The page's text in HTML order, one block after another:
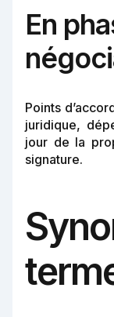
En
Points
juridique,
jour de la
signature.